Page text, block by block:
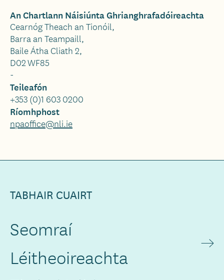
An Chartlann Náisiúnta Ghrianghrafadóireachta
Cearnóg Theach an Tionóil,
Barra an Teampaill,
Baile Átha Cliath 2,
D02 WF85
-
Teileafón
+353 (0)1 603 0200
Ríomhphost
npaoffice@nli.ie
TABHAIR CUAIRT
Seomraí
Léitheoireachta